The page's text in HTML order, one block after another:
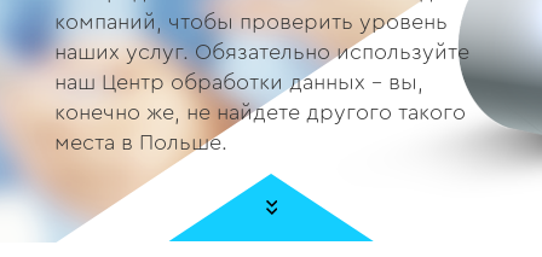
компаний, чтобы проверить уровень
наших услуг. Обязательно используйте
наш Центр обработки данных - вы,
конечно же, не найдете другого такого
места в Польше.